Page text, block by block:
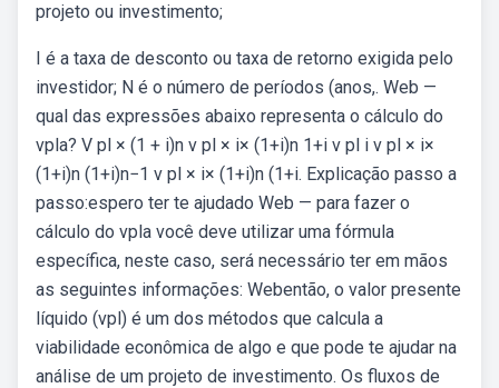
projeto ou investimento;
I é a taxa de desconto ou taxa de retorno exigida pelo
investidor; N é o número de períodos (anos,. Web —
qual das expressões abaixo representa o cálculo do
vpla? V pl × (1 + i)n v pl × i× (1+i)n 1+i v pl i v pl × i×
(1+i)n (1+i)n−1 v pl × i× (1+i)n (1+i. Explicação passo a
passo:espero ter te ajudado Web — para fazer o
cálculo do vpla você deve utilizar uma fórmula
específica, neste caso, será necessário ter em mãos
as seguintes informações: Webentão, o valor presente
líquido (vpl) é um dos métodos que calcula a
viabilidade econômica de algo e que pode te ajudar na
análise de um projeto de investimento. Os fluxos de